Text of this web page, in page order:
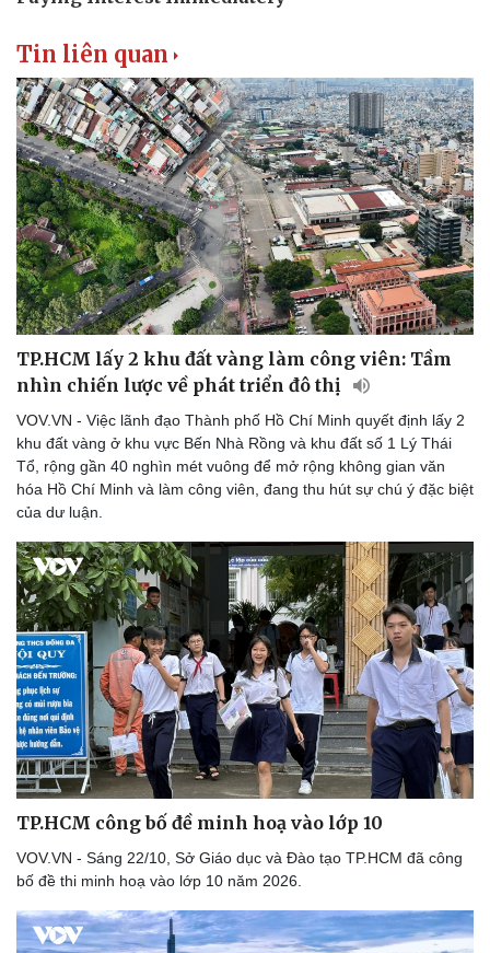
Thể thao
Bóng đá
Lịch thi đấu bóng đá
Thế giới thể thao
eSports
Hậu trường
Ô tô - Xe máy
Ô tô
Xe máy
Tư vấn
Tin liên quan
TP.HCM lấy 2 khu đất vàng làm công viên: Tầm
nhìn chiến lược về phát triển đô thị
VOV.VN - Việc lãnh đạo Thành phố Hồ Chí Minh quyết định lấy 2
khu đất vàng ở khu vực Bến Nhà Rồng và khu đất số 1 Lý Thái
Tổ, rộng gần 40 nghìn mét vuông để mở rộng không gian văn
hóa Hồ Chí Minh và làm công viên, đang thu hút sự chú ý đặc biệt
của dư luận.
TP.HCM công bố đề minh hoạ vào lớp 10
VOV.VN - Sáng 22/10, Sở Giáo dục và Đào tạo TP.HCM đã công
bố đề thi minh hoạ vào lớp 10 năm 2026.